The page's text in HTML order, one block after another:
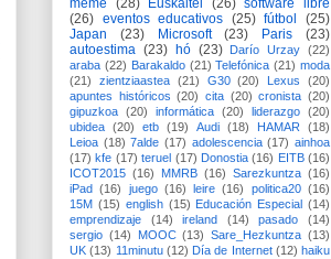
meme
(28) Euskaltel (26) software libre
(26) eventos educativos (25) fútbol
(25)
Japan
(23) Microsoft (23) Paris
(23)
autoestima (23) hó (23) Darío Urzay (22)
araba (22) Barakaldo (21) Telefónica (21) moda
(21)
zientziaastea (21) G30 (20) Lexus
(20)
apuntes históricos (20) cita (20) cronista (20)
gipuzkoa (20) informática (20) liderazgo (20)
ubidea (20) etb (19) Audi (18) HAMAR
(18)
Leioa (18) 7alde (17) adolescencia (17) ainhoa
(17) kfe (17) teruel (17) Donostia (16) EITB (16)
ICOT2015 (16) MMRB (16) Sarezkuntza (16)
iPad (16) juego (16) leire (16) politica20 (16)
15M (15) english (15) Educación Especial (14)
emprendizaje
(14) ireland (14) pasado
(14)
sergio (14) MOOC (13) Sare_Hezkuntza (13)
UK (13) 11minutu (12) Día de Internet (12) haiku